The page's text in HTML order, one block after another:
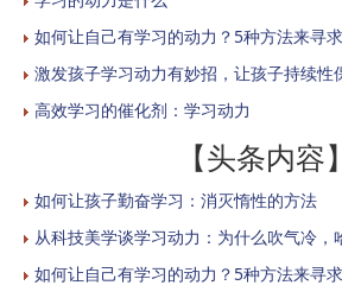
如何让自己有学习的动力？5种方法来寻
激发孩子学习动力有妙招，让孩子持续性
高效学习的催化剂：学习动力
【头条内容】
如何让孩子勤奋学习：消灭惰性的方法
从科技美学谈学习动力：为什么吹气冷，
如何让自己有学习的动力？5种方法来寻